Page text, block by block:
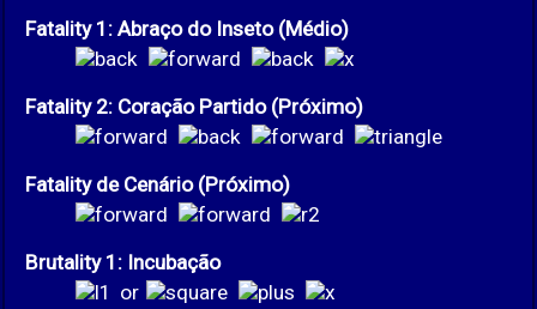
Fatality 1: Abraço do Inseto (Médio)
Fatality 2: Coração Partido (Próximo)
Fatality de Cenário (Próximo)
Brutality 1: Incubação
or